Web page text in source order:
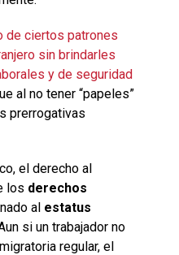
de ciertos patrones
sin brindarles
y de seguridad
al no tener “papeles”
prerrogativas
el derecho al
los derechos
al estatus
si un trabajador no
regular, el